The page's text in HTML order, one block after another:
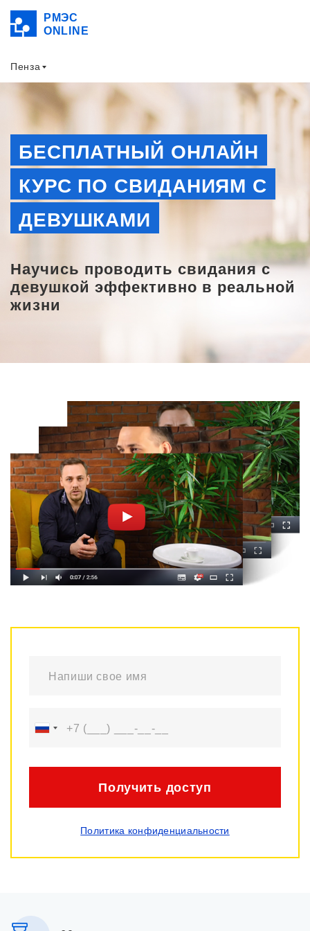
РМЭС
ONLINE
Пенза
БЕСПЛАТНЫЙ ОНЛАЙН
КУРС ПО СВИДАНИЯМ С
ДЕВУШКАМИ
Научись проводить свидания с
девушкой эффективно в реальной
жизни
Получить доступ
Политика конфиденциальности